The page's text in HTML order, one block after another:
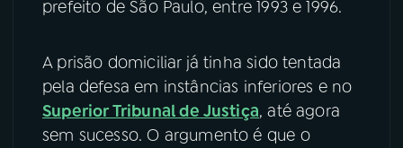
prefeito de São Paulo, entre 1993 e 1996.
A prisão domiciliar já tinha sido tentada
pela defesa em instâncias inferiores e no
Superior Tribunal de Justiça, até agora
sem sucesso. O argumento é que o